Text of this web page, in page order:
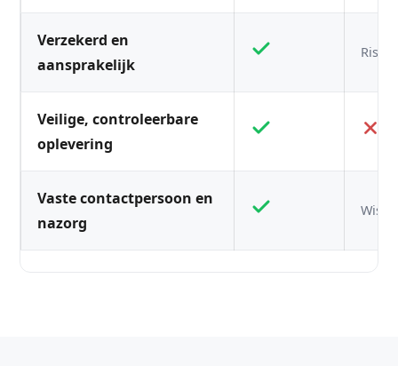
Verzekerd en
aansprakelijk
Veilige, controleerbare
oplevering
Vaste contactpersoon en
nazorg